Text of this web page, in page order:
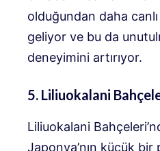
olduğundan daha
geliyor ve bu da
deneyimini artırıyor.
5. Liliuokalani
Liliuokalani
Japonya’nın küçük bir